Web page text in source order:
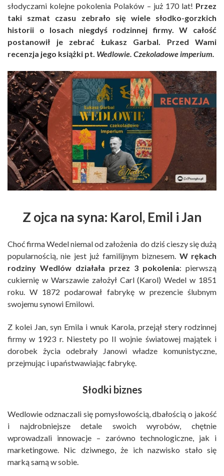
słodyczami kolejne pokolenia Polaków – już 170 lat! Przez
taki szmat czasu zebrało się wiele słodko-gorzkich
historii o losach niegdyś rodzinnej firmy. W całość
postanowił je zebrać Łukasz Garbal. Przed Wami
recenzja jego książki pt. Wedlowie. Czekoladowe imperium.
Z ojca na syna: Karol, Emil i Jan
Choć firma Wedel niemal od założenia do dziś cieszy się dużą
popularnością, nie jest już familijnym biznesem. W rękach
rodziny Wedlów działała przez 3 pokolenia: pierwszą
cukiernię w Warszawie założył Carl (Karol) Wedel w 1851
roku. W 1872 podarował fabrykę w prezencie ślubnym
swojemu synowi Emilowi.
Z kolei Jan, syn Emila i wnuk Karola, przejął stery rodzinnej
firmy w 1923 r. Niestety po II wojnie światowej majątek i
dorobek życia odebrały Janowi władze komunistyczne,
przejmując i upaństwawiając fabrykę.
Słodki biznes
Wedlowie odznaczali się pomysłowością, dbałością o jakość
i najdrobniejsze detale swoich wyrobów, chętnie
wprowadzali innowacje – zarówno technologiczne, jak i
marketingowe. Nic dziwnego, że ich nazwisko stało się
marką samą w sobie.